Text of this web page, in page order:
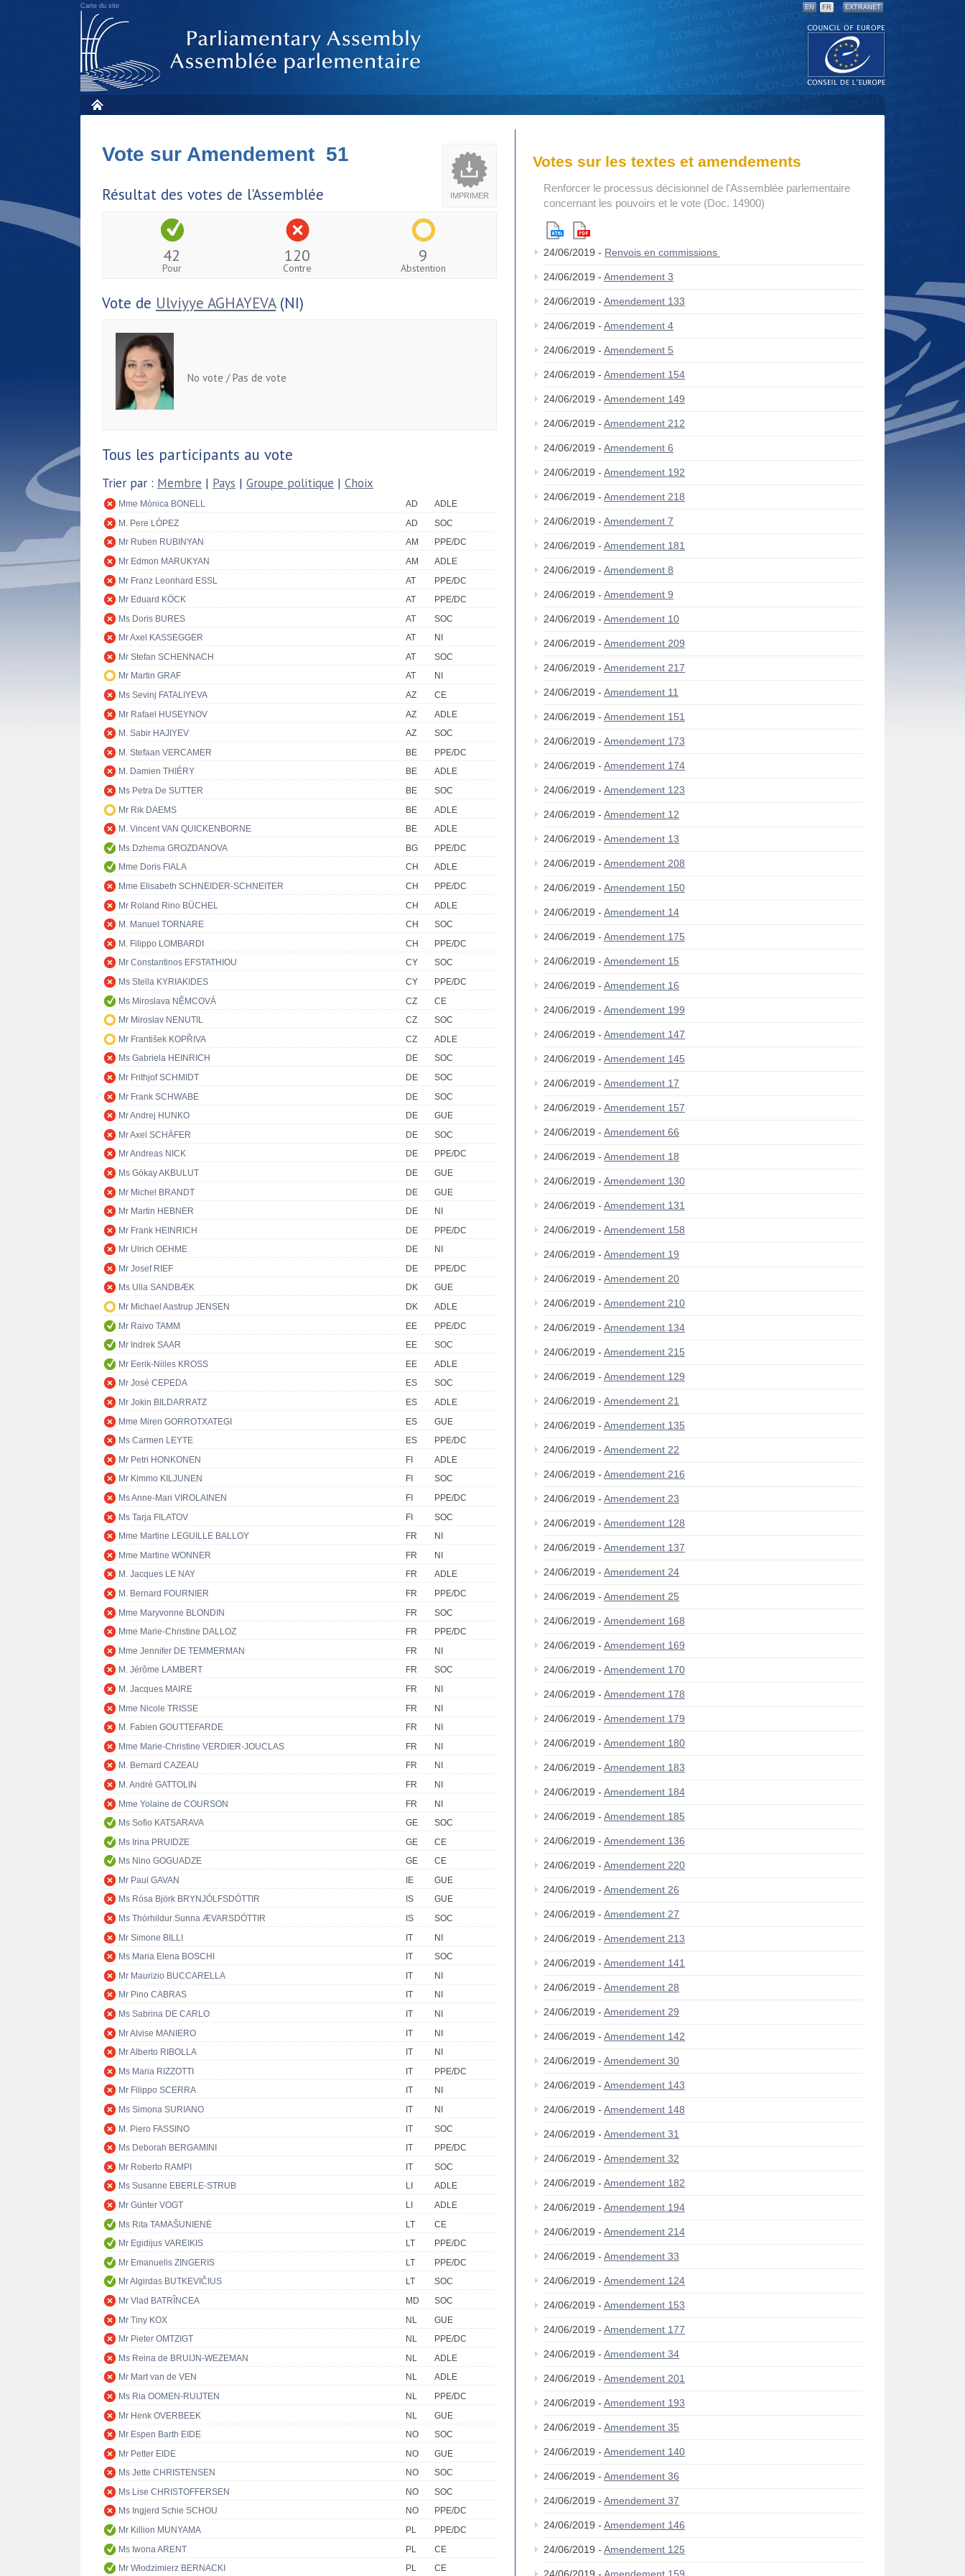
Carte du site EN FR EXTRANET
IMPRIMER
Vote sur Amendement 51
Résultat des votes de l'Assemblée
42
Pour
120
Contre
9
Abstention
Vote de Ulviyye AGHAYEVA(NI)
No vote / Pas de vote
Tous les participants au vote
Trier par : Membre | Pays | Groupe politique | Choix
Mme Mònica BONELL AD
ADLE
M. Pere LÓPEZ
AD
SOC
Mr Ruben RUBINYAN
AM
PPE/DC
Mr Edmon MARUKYAN
AM
ADLE
Mr Franz Leonhard ESSL
AT
PPE/DC
Mr Eduard KÖCK
AT
PPE/DC
Ms Doris BURES
AT
SOC
Mr Axel KASSEGGER
AT
NI
Mr Stefan SCHENNACH
AT
SOC
Mr Martin GRAF
AT
NI
Ms Sevinj FATALIYEVA
AZ
CE
Mr Rafael HUSEYNOV
AZ
ADLE
M. Sabir HAJIYEV
AZ
SOC
M. Stefaan VERCAMER
BE
PPE/DC
M. Damien THIÉRY
BE
ADLE
Ms Petra De SUTTER
BE
SOC
Mr Rik DAEMS
BE
ADLE
M. Vincent VAN QUICKENBORNE
BE
ADLE
Ms Dzhema GROZDANOVA
BG
PPE/DC
Mme Doris FIALA
CH
ADLE
Mme Elisabeth SCHNEIDER-SCHNEITER
CH
PPE/DC
Mr Roland Rino BÜCHEL
CH
ADLE
M. Manuel TORNARE
CH
SOC
M. Filippo LOMBARDI
CH
PPE/DC
Mr Constantinos EFSTATHIOU
CY
SOC
Ms Stella KYRIAKIDES
CY
PPE/DC
Ms Miroslava NĚMCOVÁ
CZ
CE
Mr Miroslav NENUTIL
CZ
SOC
Mr František KOPŘIVA
CZ
ADLE
Ms Gabriela HEINRICH
DE
SOC
Mr Frithjof SCHMIDT
DE
SOC
Mr Frank SCHWABE
DE
SOC
Mr Andrej HUNKO
DE
GUE
Mr Axel SCHÄFER
DE
SOC
Mr Andreas NICK
DE
PPE/DC
Ms Gökay AKBULUT
DE
GUE
Mr Michel BRANDT
DE
GUE
Mr Martin HEBNER
DE
NI
Mr Frank HEINRICH
DE
PPE/DC
Mr Ulrich OEHME
DE
NI
Mr Josef RIEF
DE
PPE/DC
Ms Ulla SANDBÆK
DK
GUE
Mr Michael Aastrup JENSEN
DK
ADLE
Mr Raivo TAMM
EE
PPE/DC
Mr Indrek SAAR
EE
SOC
Mr Eerik-Niiles KROSS
EE
ADLE
Mr José CEPEDA
ES
SOC
Mr Jokin BILDARRATZ
ES
ADLE
Mme Miren GORROTXATEGI
ES
GUE
Ms Carmen LEYTE
ES
PPE/DC
Mr Petri HONKONEN
FI
ADLE
Mr Kimmo KILJUNEN
FI
SOC
Ms Anne-Mari VIROLAINEN
FI
PPE/DC
Ms Tarja FILATOV
FI
SOC
Mme Martine LEGUILLE BALLOY
FR
NI
Mme Martine WONNER
FR
NI
M. Jacques LE NAY
FR
ADLE
M. Bernard FOURNIER
FR
PPE/DC
Mme Maryvonne BLONDIN
FR
SOC
Mme Marie-Christine DALLOZ
FR
PPE/DC
Mme Jennifer DE TEMMERMAN
FR
NI
M. Jérôme LAMBERT
FR
SOC
M. Jacques MAIRE
FR
NI
Mme Nicole TRISSE
FR
NI
M. Fabien GOUTTEFARDE
FR
NI
Mme Marie-Christine VERDIER-JOUCLAS
FR
NI
M. Bernard CAZEAU
FR
NI
M. André GATTOLIN
FR
NI
Mme Yolaine de COURSON
FR
NI
Ms Sofio KATSARAVA
GE
SOC
Ms Irina PRUIDZE
GE
CE
Ms Nino GOGUADZE
GE
CE
Mr Paul GAVAN
IE
GUE
Ms Rósa Björk BRYNJÓLFSDÓTTIR
IS
GUE
Ms Thórhildur Sunna ÆVARSDÓTTIR
IS
SOC
Mr Simone BILLI
IT
NI
Ms Maria Elena BOSCHI
IT
SOC
Mr Maurizio BUCCARELLA
IT
NI
Mr Pino CABRAS
IT
NI
Ms Sabrina DE CARLO
IT
NI
Mr Alvise MANIERO
IT
NI
Mr Alberto RIBOLLA
IT
NI
Ms Maria RIZZOTTI
IT
PPE/DC
Mr Filippo SCERRA
IT
NI
Ms Simona SURIANO
IT
NI
M. Piero FASSINO
IT
SOC
Ms Deborah BERGAMINI
IT
PPE/DC
Mr Roberto RAMPI
IT
SOC
Ms Susanne EBERLE-STRUB
LI
ADLE
Mr Günter VOGT
LI
ADLE
Ms Rita TAMAŠUNIENĖ
LT
CE
Mr Egidijus VAREIKIS
LT
PPE/DC
Mr Emanuelis ZINGERIS
LT
PPE/DC
Mr Algirdas BUTKEVIČIUS
LT
SOC
Mr Vlad BATRÎNCEA
MD
SOC
Mr Tiny KOX
NL
GUE
Mr Pieter OMTZIGT
NL
PPE/DC
Ms Reina de BRUIJN-WEZEMAN
NL
ADLE
Mr Mart van de VEN
NL
ADLE
Ms Ria OOMEN-RUIJTEN
NL
PPE/DC
Mr Henk OVERBEEK
NL
GUE
Mr Espen Barth EIDE
NO
SOC
Mr Petter EIDE
NO
GUE
Ms Jette CHRISTENSEN
NO
SOC
Ms Lise CHRISTOFFERSEN
NO
SOC
Ms Ingjerd Schie SCHOU
NO
PPE/DC
Mr Killion MUNYAMA
PL
PPE/DC
Ms Iwona ARENT
PL
CE
Mr Włodzimierz BERNACKI
PL CE
Votes sur les textes et amendements
Renforcer le processus décisionnel de l'Assemblée parlementaire
concernant les pouvoirs et le vote (Doc. 14900)
24/06/2019 - Renvois en commissions
24/06/2019 - Amendement 3
24/06/2019 - Amendement 133
24/06/2019 - Amendement 4
24/06/2019 - Amendement 5
24/06/2019 - Amendement 154
24/06/2019 - Amendement 149
24/06/2019 - Amendement 212
24/06/2019 - Amendement 6
24/06/2019 - Amendement 192
24/06/2019 - Amendement 218
24/06/2019 - Amendement 7
24/06/2019 - Amendement 181
24/06/2019 - Amendement 8
24/06/2019 - Amendement 9
24/06/2019 - Amendement 10
24/06/2019 - Amendement 209
24/06/2019 - Amendement 217
24/06/2019 - Amendement 11
24/06/2019 - Amendement 151
24/06/2019 - Amendement 173
24/06/2019 - Amendement 174
24/06/2019 - Amendement 123
24/06/2019 - Amendement 12
24/06/2019 - Amendement 13
24/06/2019 - Amendement 208
24/06/2019 - Amendement 150
24/06/2019 - Amendement 14
24/06/2019 - Amendement 175
24/06/2019 - Amendement 15
24/06/2019 - Amendement 16
24/06/2019 - Amendement 199
24/06/2019 - Amendement 147
24/06/2019 - Amendement 145
24/06/2019 - Amendement 17
24/06/2019 - Amendement 157
24/06/2019 - Amendement 66
24/06/2019 - Amendement 18
24/06/2019 - Amendement 130
24/06/2019 - Amendement 131
24/06/2019 - Amendement 158
24/06/2019 - Amendement 19
24/06/2019 - Amendement 20
24/06/2019 - Amendement 210
24/06/2019 - Amendement 134
24/06/2019 - Amendement 215
24/06/2019 - Amendement 129
24/06/2019 - Amendement 21
24/06/2019 - Amendement 135
24/06/2019 - Amendement 22
24/06/2019 - Amendement 216
24/06/2019 - Amendement 23
24/06/2019 - Amendement 128
24/06/2019 - Amendement 137
24/06/2019 - Amendement 24
24/06/2019 - Amendement 25
24/06/2019 - Amendement 168
24/06/2019 - Amendement 169
24/06/2019 - Amendement 170
24/06/2019 - Amendement 178
24/06/2019 - Amendement 179
24/06/2019 - Amendement 180
24/06/2019 - Amendement 183
24/06/2019 - Amendement 184
24/06/2019 - Amendement 185
24/06/2019 - Amendement 136
24/06/2019 - Amendement 220
24/06/2019 - Amendement 26
24/06/2019 - Amendement 27
24/06/2019 - Amendement 213
24/06/2019 - Amendement 141
24/06/2019 - Amendement 28
24/06/2019 - Amendement 29
24/06/2019 - Amendement 142
24/06/2019 - Amendement 30
24/06/2019 - Amendement 143
24/06/2019 - Amendement 148
24/06/2019 - Amendement 31
24/06/2019 - Amendement 32
24/06/2019 - Amendement 182
24/06/2019 - Amendement 194
24/06/2019 - Amendement 214
24/06/2019 - Amendement 33
24/06/2019 - Amendement 124
24/06/2019 - Amendement 153
24/06/2019 - Amendement 177
24/06/2019 - Amendement 34
24/06/2019 - Amendement 201
24/06/2019 - Amendement 193
24/06/2019 - Amendement 35
24/06/2019 - Amendement 140
24/06/2019 - Amendement 36
24/06/2019 - Amendement 37
24/06/2019 - Amendement 146
24/06/2019 - Amendement 125